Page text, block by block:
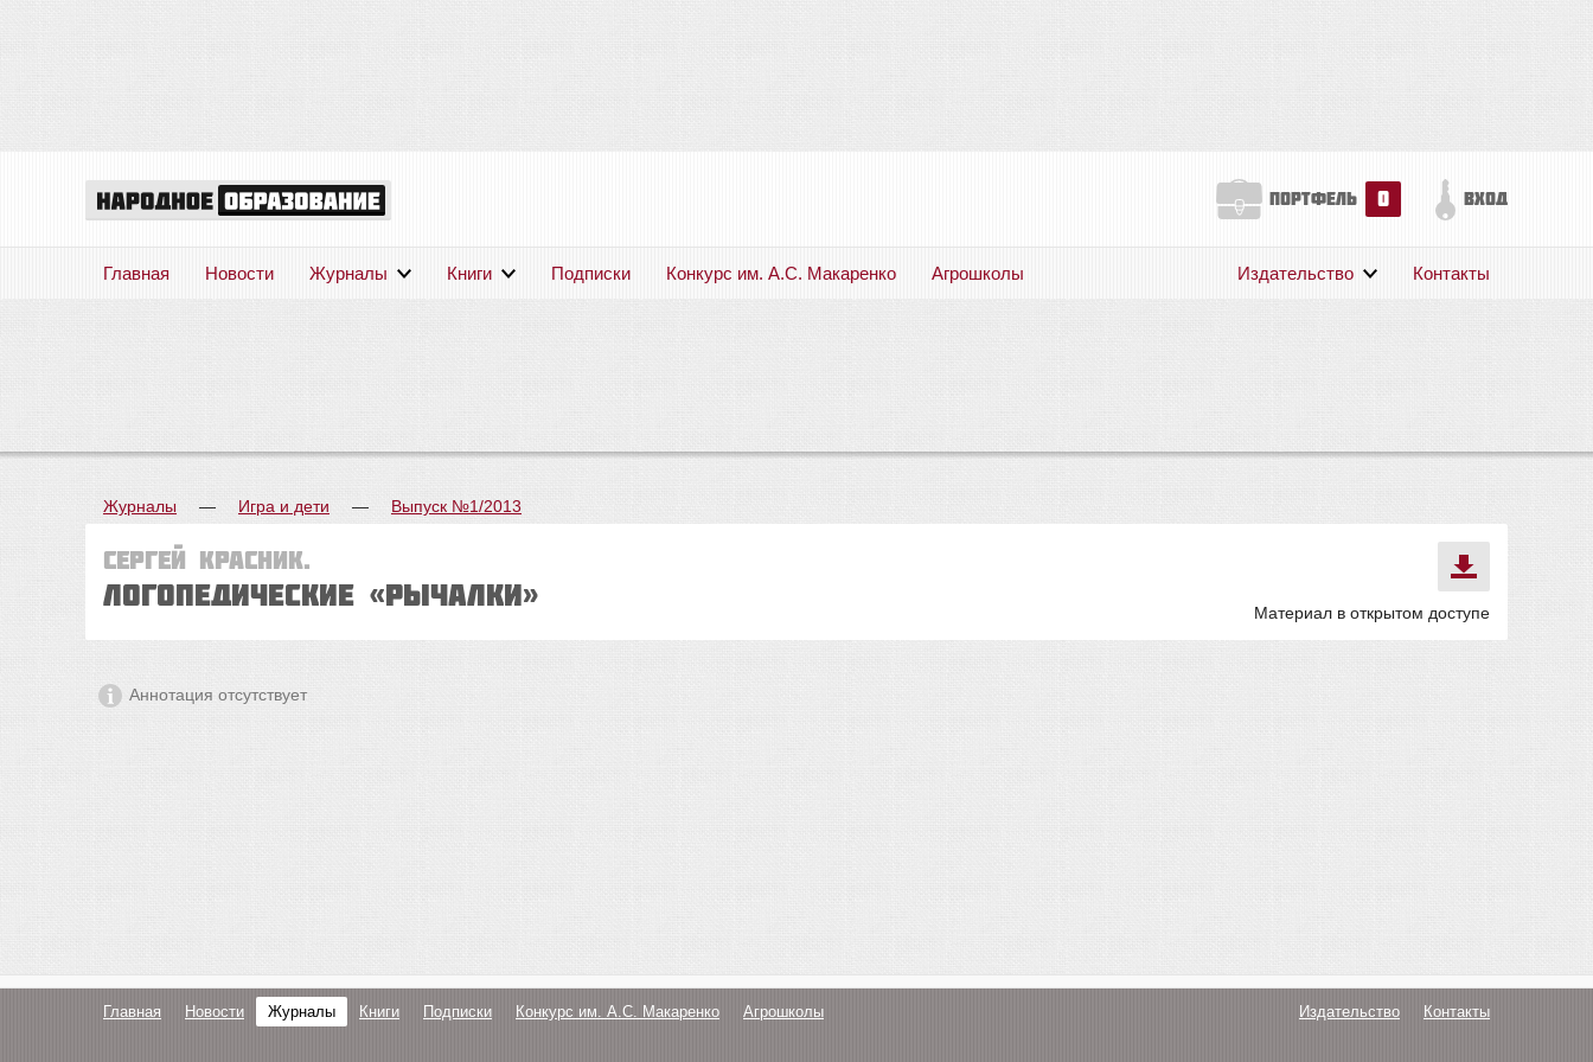
портфель 0 вход
Главная Новости Журналы Книги Подписки Конкурс им. А.С. Макаренко Агрошколы Издательство Контакты
Журналы — Игра и дети — Выпуск №1/2013
Сергей Красник.
Логопедические «рычалки»
Материал в открытом доступе
Аннотация отсутствует
Главная Новости Журналы Книги Подписки Конкурс им. А.С. Макаренко Агрошколы Издательство Контакты